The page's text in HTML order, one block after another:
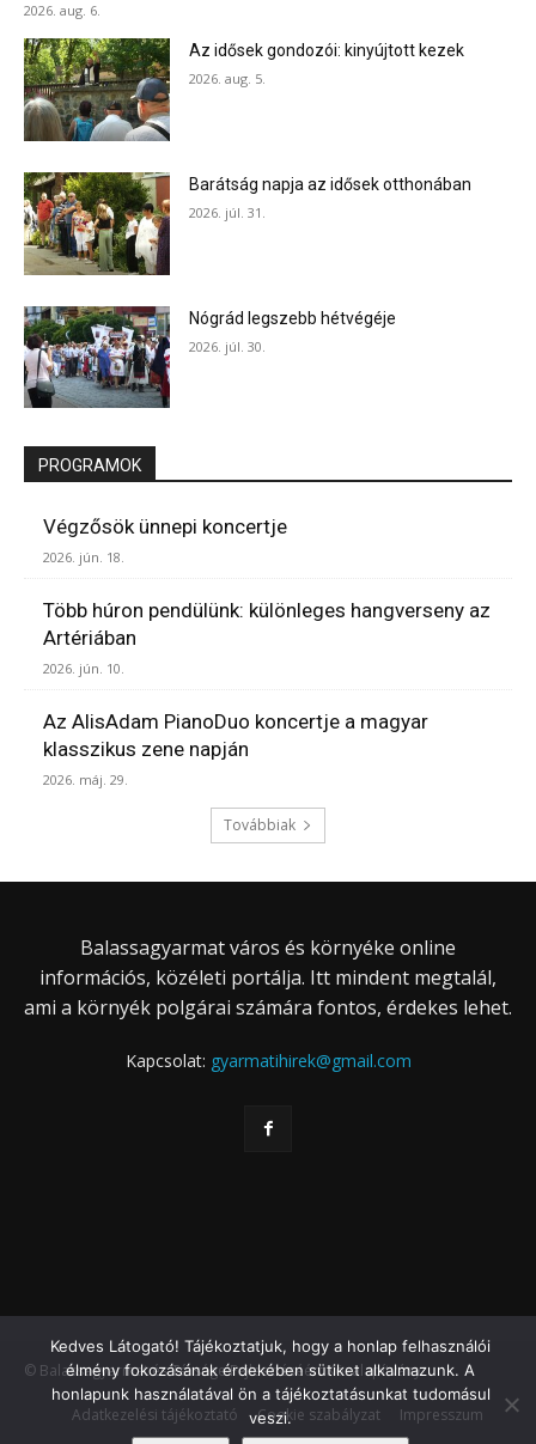
2026. aug. 6.
Az idősek gondozói: kinyújtott kezek
2026. aug. 5.
Barátság napja az idősek otthonában
2026. júl. 31.
Nógrád legszebb hétvégéje
2026. júl. 30.
PROGRAMOK
Végzősök ünnepi koncertje
2026. jún. 18.
Több húron pendülünk: különleges hangverseny az
Artériában
2026. jún. 10.
Az AlisAdam PianoDuo koncertje a magyar
klasszikus zene napján
2026. máj. 29.
Továbbiak
Balassagyarmat város és környéke online
információs, közéleti portálja. Itt mindent megtalál,
ami a környék polgárai számára fontos, érdekes lehet.
Kapcsolat: gyarmatihirek@gmail.com
© Balassagyarmat és Térsége Fejlesztéséért Közalapítvány
Adatkezelési tájékoztató Cookie szabályzat Impresszum
Kedves Látogató! Tájékoztatjuk, hogy a honlap felhasználói
élmény fokozásának érdekében sütiket alkalmazunk. A
honlapunk használatával ön a tájékoztatásunkat tudomásul
veszi.